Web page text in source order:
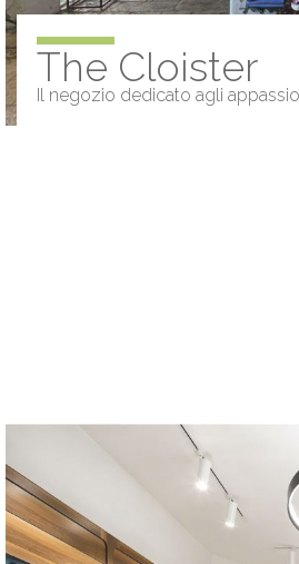
The Cloister
Il negozio dedicato agli